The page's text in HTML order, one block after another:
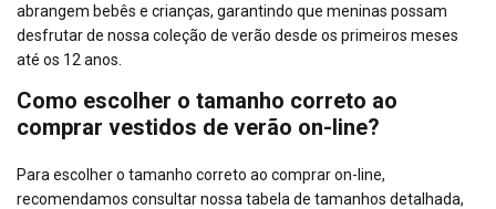
abrangem bebês e crianças, garantindo que meninas possam
desfrutar de nossa coleção de verão desde os primeiros meses
até os 12 anos.
Como escolher o tamanho correto ao
comprar vestidos de verão on-line?
Para escolher o tamanho correto ao comprar on-line,
recomendamos consultar nossa tabela de tamanhos detalhada,